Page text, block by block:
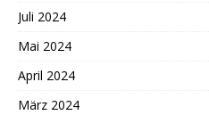
Juli 2024
Mai 2024
April 2024
März 2024